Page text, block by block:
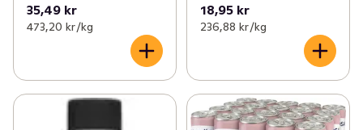
35,49 kr
473,20 kr /kg
18,95 kr
236,88 kr /kg